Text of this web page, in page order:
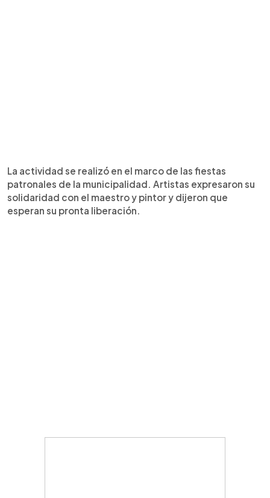
La actividad se realizó en el marco de las fiestas
patronales de la municipalidad. Artistas expresaron su
solidaridad con el maestro y pintor y dijeron que
esperan su pronta liberación.